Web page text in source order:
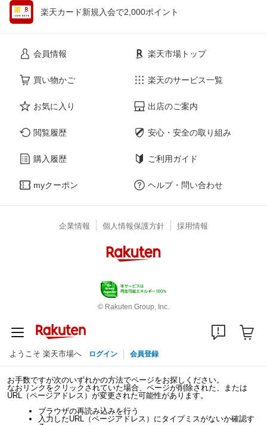
楽天カード新規入会で2,000ポイント
会員情報
買い物かご
お気に入り
閲覧履歴
購入履歴
myクーポン
楽天市場トップ
楽天のサービス一覧
出店のご案内
安心・安全の取り組み
ご利用ガイド
ヘルプ・問い合わせ
企業情報 個人情報保護方針 採用情報
© Rakuten Group, Inc.
ようこそ 楽天市場へ ログイン 会員登録
お手数ですが次のいずれかの方法でページをお探しください。
なおリンクをクリックされていた場合、ページが削除された、または
URL（ページアドレス）が変更された可能性があります。
ブラウザの再読み込みを行う
入力したURL（ページアドレス）にタイプミスがないか確認す